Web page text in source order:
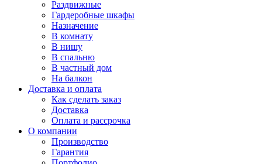
Раздвижные
Гардеробные шкафы
Назначение
В комнату
В нишу
В спальню
В частный дом
На балкон
Доставка и оплата
Как сделать заказ
Доставка
Оплата и рассрочка
О компании
Производство
Гарантия